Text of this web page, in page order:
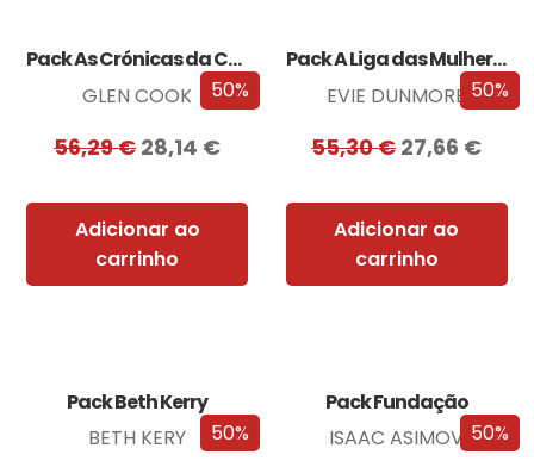
50%
Pack As Crónicas da Companhia Negra
GLEN COOK
56,29€28,14 €
Adicionar ao
carrinho
50%
Pack A Liga das Mulheres Extraordinárias
EVIE DUNMORE
55,30€27,66 €
Adicionar ao
carrinho
50%
Pack Beth Kerry
BETH KERY
50%
Pack Fundação
ISAAC ASIMOV